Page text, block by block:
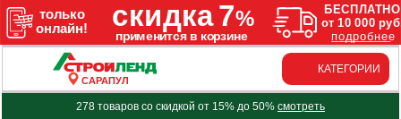
САРАПУЛ
КАТЕГОРИИ
278 товаров со скидкой от 15% до 50% смотреть